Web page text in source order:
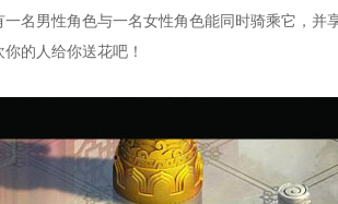
名男性角色与一名女性角色能同时骑乘它，并
的人给你送花吧！